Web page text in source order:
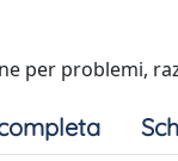
per problemi,